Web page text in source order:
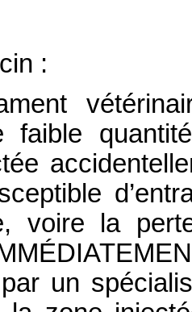
:
faible
voire la
un